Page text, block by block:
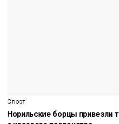
Спорт
Норильские борцы привезли